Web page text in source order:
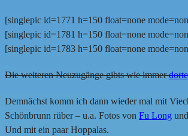
[singlepic id=1771 h=150 float=none
[singlepic id=1781 h=150 float=none
[singlepic id=1783 h=150 float=none
Die weiteren Neuzugänge gibts wie immer
Demnächst komm ich dann wieder mal mit
Schönbrunn rüber – u.a. Fotos von Fu Long
Und mit ein paar Hoppalas.